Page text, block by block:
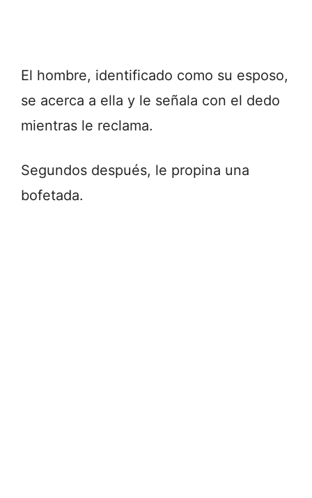
El hombre, identificado como su esposo,
se acerca a ella y le señala con el dedo
mientras le reclama.
Segundos después, le propina una
bofetada.